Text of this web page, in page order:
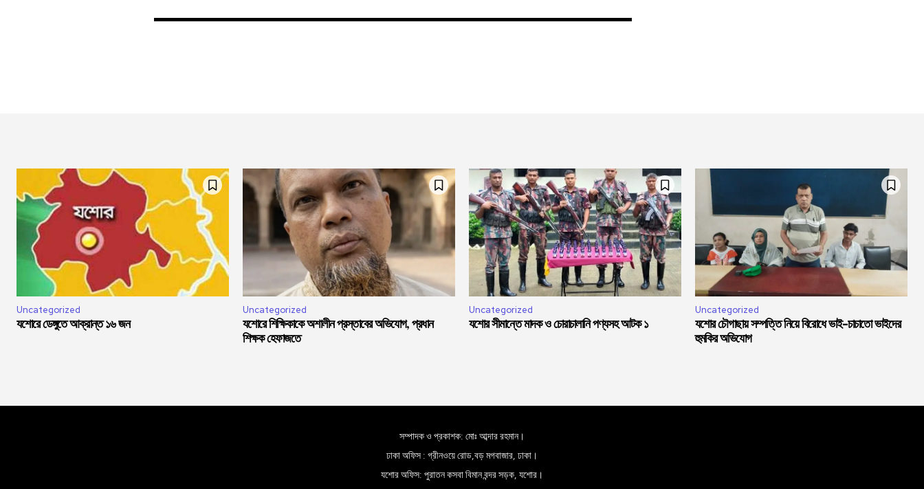
Uncategorized
যশোরে ডেঙ্গুতে আক্রান্ত ১৬ জন
Uncategorized
যশোরে শিক্ষিকাকে অশালীন প্রস্তাবের অভিযোগ, প্রধান
শিক্ষক হেফাজতে
Uncategorized
যশোর সীমান্তে মাদক ও চোরাচালানি পণ্যসহ আটক ১
Uncategorized
যশোর চৌগাছায় সম্পত্তি নিয়ে বিরোধে ভাই-চাচাতো ভাইদের
হুমকির অভিযোগ
সম্পাদক ও প্রকাশক: মোঃ আব্দার রহমান।
ঢাকা অফিস : গ্রীনওয়ে রোড,বড় মগবাজার, ঢাকা।
যশোর অফিস: পুরাতন কসবা বিমান বন্দর সড়ক, যশোর।